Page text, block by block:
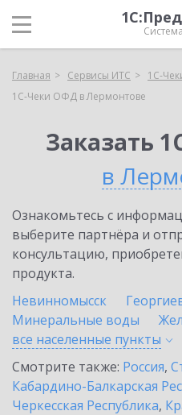
Главная Сервисы ИТС
1С-
1С-Чеки ОФД в Лермонтове
Заказать
в
Ознакомьтесь с
выберите партнёра и
консультацию,
продукта.
Невинномысск
Минеральные воды
все населенные пункты
Смотрите также: Россия,
Кабардино-Балкарская
Черкесская Республика,